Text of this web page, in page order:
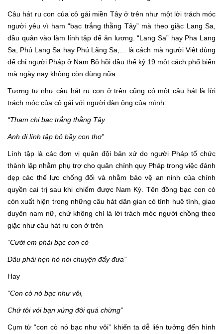
Câu hát ru con của cô gái miền Tây ở trên như một lời trách móc
người yêu vì ham “bạc trắng thằng Tây” mà theo giặc Lang Sa,
đầu quân vào làm lính tập để ăn lương. “Lang Sa” hay Pha Lang
Sa, Phú Lang Sa hay Phú Lãng Sa,… là cách mà người Việt dùng
để chỉ người Pháp ở Nam Bộ hồi đầu thế kỷ 19 một cách phổ biến
mà ngày nay không còn dùng nữa.
Tương tự như câu hát ru con ở trên cũng có một câu hát là lời
trách móc của cô gái với người đàn ông của mình:
“Tham chi bạc trắng thằng Tây
Anh đi lính tập bỏ bầy con thơ”
Lính tập là các đơn vị quân đội bản xứ do người Pháp tổ chức
thành lập nhằm phụ trợ cho quân chính quy Pháp trong việc đánh
dẹp các thế lực chống đối và nhằm bảo vệ an ninh của chính
quyền cai trị sau khi chiếm được Nam Kỳ. Tên đồng bạc con cò
còn xuất hiện trong những câu hát dân gian có tính huê tình, giao
duyên nam nữ, chứ không chỉ là lời trách móc người chồng theo
giặc như câu hát ru con ở trên
“Cưới em phải bạc con cò
Đâu phải hẹn hò nói chuyện đẩy đưa”
Hay
“Con cò nó bạc như vôi,
Chứ tôi với bạn xứng đôi quá chừng”
Cụm từ “con cò nó bạc như vôi” khiến ta dễ liên tưởng đến hình